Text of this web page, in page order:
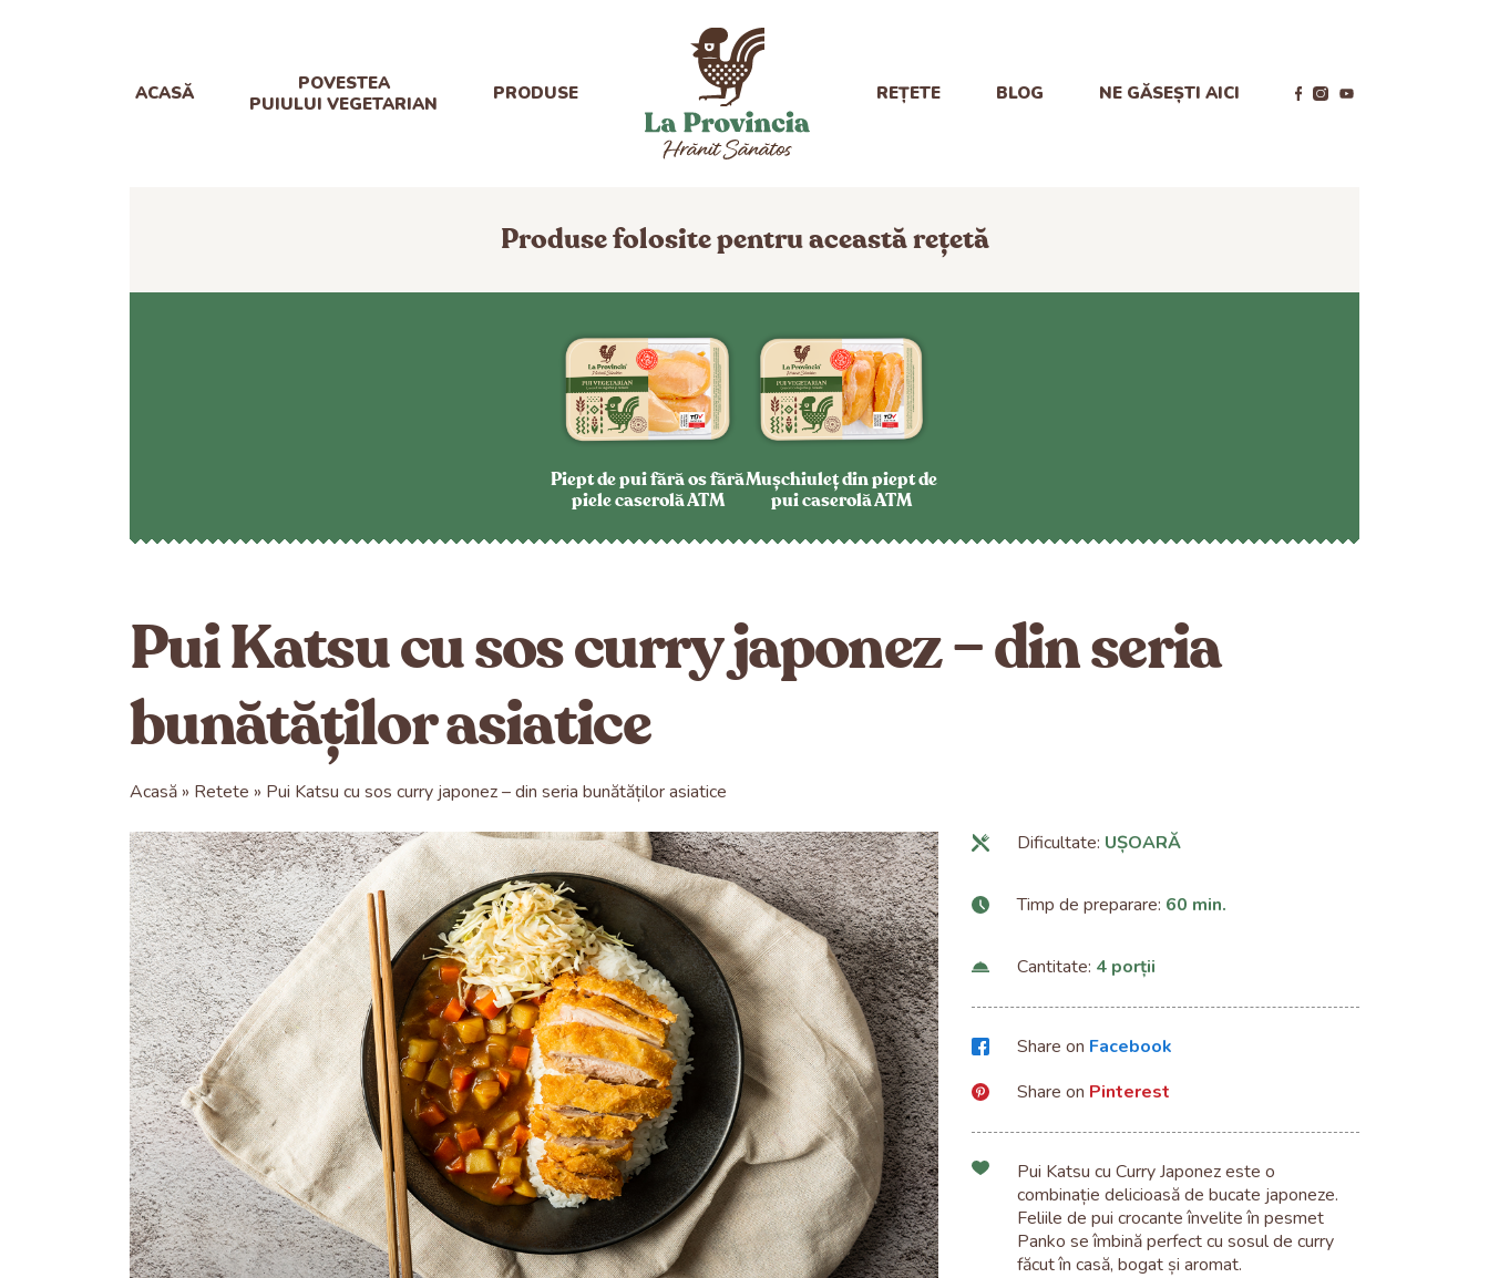
ACASĂ
POVESTEA
PUIULUI VEGETARIAN
PRODUSE REȚETE BLOG NE GĂSEȘTI AICI
Produse folosite pentru această rețetă
Piept de pui fără os fără
piele caserolă ATM
Mușchiuleț din piept de
pui caserolă ATM
Pui Katsu cu sos curry japonez – din seria
bunătăților asiatice
Acasă Retete Pui Katsu cu sos curry japonez – din seria bunătăților asiatice
Dificultate: UȘOARĂ
Timp de preparare: 60 min.
Cantitate: 4 porții
Share on Facebook
Share on Pinterest
Pui Katsu cu Curry Japonez este o
combinație delicioasă de bucate japoneze.
Feliile de pui crocante învelite în pesmet
Panko se îmbină perfect cu sosul de curry
făcut în casă, bogat și aromat.